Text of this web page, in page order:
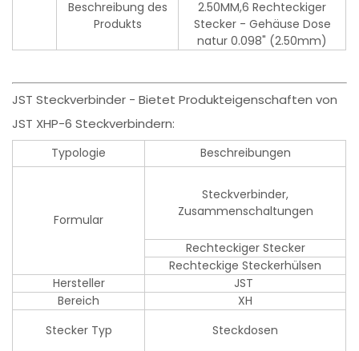
Beschreibung des
Produkts
2.50MM,6 Rechteckiger
Stecker - Gehäuse Dose
natur 0.098" (2.50mm)
JST Steckverbinder - Bietet Produkteigenschaften von
JST XHP-6 Steckverbindern:
Typologie Beschreibungen
Formular
Steckverbinder,
Zusammenschaltungen
Rechteckiger Stecker
Rechteckige Steckerhülsen
Hersteller
JST
Bereich
XH
Stecker Typ
Steckdosen